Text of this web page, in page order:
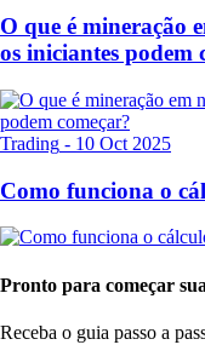
O que é mineração
os iniciantes podem
Trading - 10 Oct 2025
Como funciona o
Pronto para começar
Receba o guia passo a